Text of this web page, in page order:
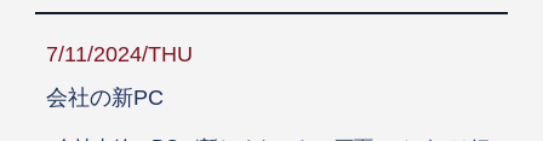
7/11/2024/THU
会社の新PC